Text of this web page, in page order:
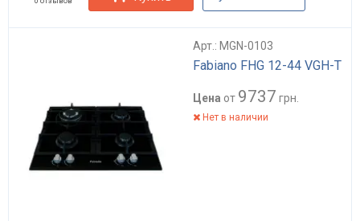
Арт.: MGN-0103
Fabiano FHG 12-44 VGH-T
Цена от 9737 грн.
Нет в наличии